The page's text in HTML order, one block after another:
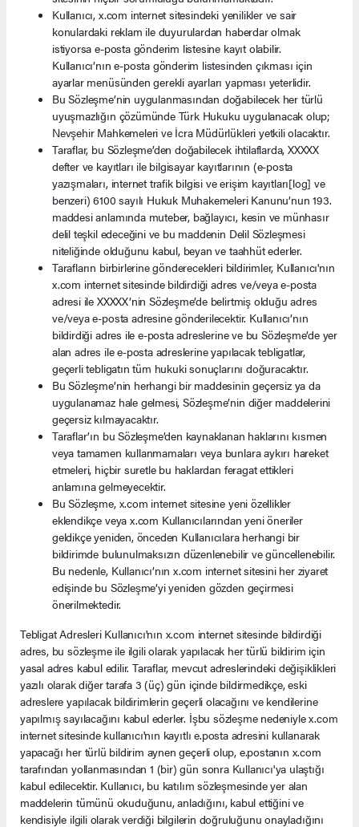
Kullanıcı, x.com internet sitesindeki yenilikler ve sair
konulardaki reklam ile duyurulardan haberdar olmak
istiyorsa e-posta gönderim listesine kayıt olabilir.
Kullanıcı’nın e-posta gönderim listesinden çıkması için
ayarlar menüsünden gerekli ayarları yapması yeterlidir.
Bu Sözleşme’nin uygulanmasından doğabilecek her türlü
uyuşmazlığın çözümünde Türk Hukuku uygulanacak olup;
Nevşehir Mahkemeleri ve İcra Müdürlükleri yetkili olacaktır.
Taraflar, bu Sözleşme’den doğabilecek ihtilaflarda, XXXXX
defter ve kayıtları ile bilgisayar kayıtlarının (e-posta
yazışmaları, internet trafik bilgisi ve erişim kayıtları[log] ve
benzeri) 6100 sayılı Hukuk Muhakemeleri Kanunu’nun 193.
maddesi anlamında muteber, bağlayıcı, kesin ve münhasır
delil teşkil edeceğini ve bu maddenin Delil Sözleşmesi
niteliğinde olduğunu kabul, beyan ve taahhüt ederler.
Tarafların birbirlerine gönderecekleri bildirimler, Kullanıcı'nın
x.com internet sitesinde bildirdiği adres ve/veya e-posta
adresi ile XXXXX’nin Sözleşme’de belirtmiş olduğu adres
ve/veya e-posta adresine gönderilecektir. Kullanıcı’nın
bildirdiği adres ile e-posta adreslerine ve bu Sözleşme’de yer
alan adres ile e-posta adreslerine yapılacak tebligatlar,
geçerli tebligatın tüm hukuki sonuçlarını doğuracaktır.
Bu Sözleşme’nin herhangi bir maddesinin geçersiz ya da
uygulanamaz hale gelmesi, Sözleşme’nin diğer maddelerini
geçersiz kılmayacaktır.
Taraflar’ın bu Sözleşme’den kaynaklanan haklarını kısmen
veya tamamen kullanmamaları veya bunlara aykırı hareket
etmeleri, hiçbir suretle bu haklardan feragat ettikleri
anlamına gelmeyecektir.
Bu Sözleşme, x.com internet sitesine yeni özellikler
eklendikçe veya x.com Kullanıcılarından yeni öneriler
geldikçe yeniden, önceden Kullanıcılara herhangi bir
bildirimde bulunulmaksızın düzenlenebilir ve güncellenebilir.
Bu nedenle, Kullanıcı’nın x.com internet sitesini her ziyaret
edişinde bu Sözleşme’yi yeniden gözden geçirmesi
önerilmektedir.
Tebligat Adresleri Kullanıcı'nın x.com internet sitesinde bildirdiği
adres, bu sözleşme ile ilgili olarak yapılacak her türlü bildirim için
yasal adres kabul edilir. Taraflar, mevcut adreslerindeki değişiklikleri
yazılı olarak diğer tarafa 3 (üç) gün içinde bildirmedikçe, eski
adreslere yapılacak bildirimlerin geçerli olacağını ve kendilerine
yapılmış sayılacağını kabul ederler. İşbu sözleşme nedeniyle x.com
internet sitesinde kullanıcı'nın kayıtlı e.posta adresini kullanarak
yapacağı her türlü bildirim aynen geçerli olup, e.postanın x.com
tarafından yollanmasından 1 (bir) gün sonra Kullanıcı'ya ulaştığı
kabul edilecektir. Kullanıcı, bu katılım sözleşmesinde yer alan
maddelerin tümünü okuduğunu, anladığını, kabul ettiğini ve
kendisiyle ilgili olarak verdiği bilgilerin doğruluğunu onayladığını